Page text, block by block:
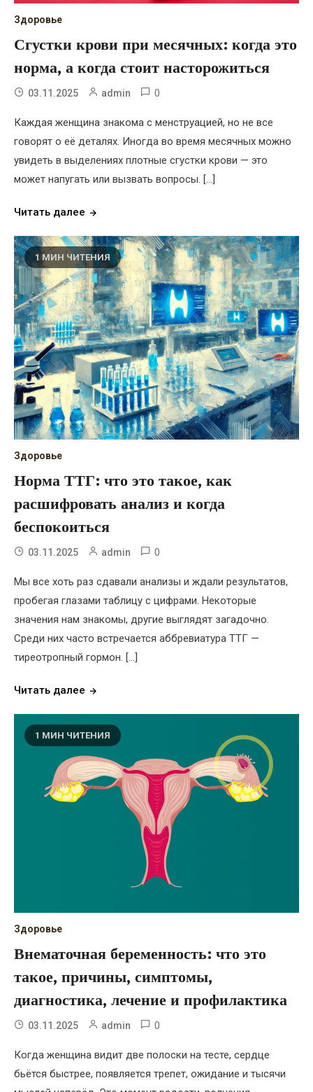
Здоровье
Сгустки крови при месячных: когда это
норма, а когда стоит насторожиться
03.11.2025 admin 0
Каждая женщина знакома с менструацией, но не все
говорят о её деталях. Иногда во время месячных можно
увидеть в выделениях плотные сгустки крови — это
может напугать или вызвать вопросы. […]
Читать далее
1 МИН ЧИТЕНИЯ
Здоровье
Норма ТТГ: что это такое, как
расшифровать анализ и когда
беспокоиться
03.11.2025 admin 0
Мы все хоть раз сдавали анализы и ждали результатов,
пробегая глазами таблицу с цифрами. Некоторые
значения нам знакомы, другие выглядят загадочно.
Среди них часто встречается аббревиатура ТТГ —
тиреотропный гормон. […]
Читать далее
1 МИН ЧИТЕНИЯ
Здоровье
Внематочная беременность: что это
такое, причины, симптомы,
диагностика, лечение и профилактика
03.11.2025 admin 0
Когда женщина видит две полоски на тесте, сердце
бьётся быстрее, появляется трепет, ожидание и тысячи